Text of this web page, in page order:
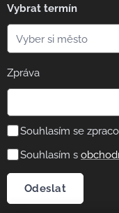
Vybrat termín
Zpráva
Souhlasím se
Souhlasím s
Odeslat